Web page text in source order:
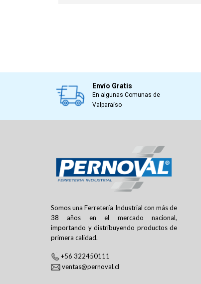
Envío Gratis
En algunas Comunas de
Valparaíso
Somos una Ferretería Industrial con más de
38 años en el mercado nacional,
importando y distribuyendo productos de
primera calidad.
+56 322450111
ventas@pernoval.cl